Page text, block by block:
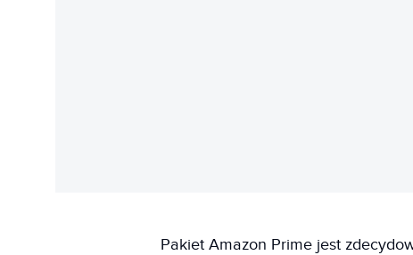
Pakiet Amazon Prime jest